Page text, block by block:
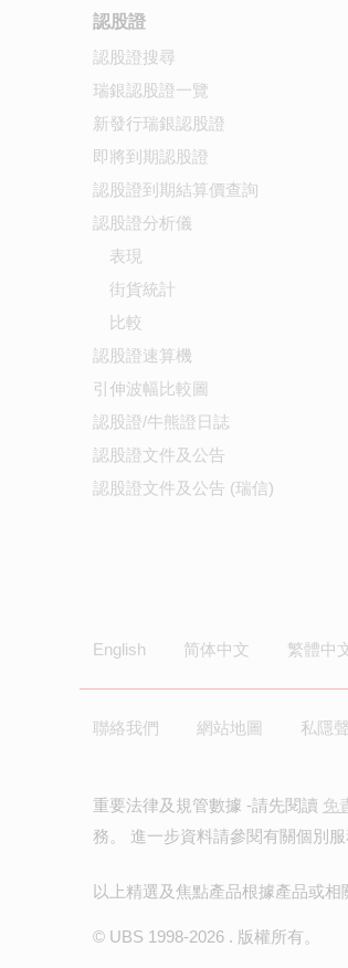
認股證
認股證搜尋
瑞銀認股證一覽
新發行瑞銀認股證
即將到期認股證
認股證到期結算價查詢
認股證分析儀
表現
街貨統計
比較
認股證速算機
引伸波幅比較圖
認股證/牛熊證日誌
認股證文件及公告
認股證文件及公告 (瑞信)
English 简体中文 繁體中
聯絡我們 網站地圖 私隱
重要法律及規管數據 -請先閱讀 免
務。 進一步資料請參閱有關個別
以上精選及焦點產品根據產品或
© UBS 1998-2026 . 版權所有。